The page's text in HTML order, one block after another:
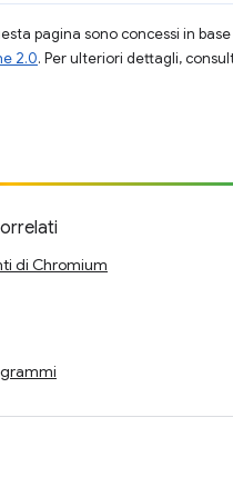
pagina sono concessi in base
2.0. Per ulteriori dettagli,
di Chromium